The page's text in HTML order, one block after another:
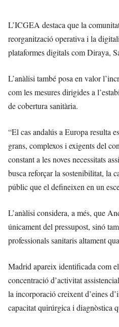
L’ICGEA destaca que la
reorganització operativa i la
plataformes digitals com Diraya,
L’anàlisi també posa en valor
com les mesures dirigides a
de cobertura sanitària.
“El cas andalús a Europa resulta
grans, complexos i exigents del
constant a les noves necessitats
busca reforçar la sostenibilitat, la
públic que el defineixen en un
L’anàlisi considera, a més, que
únicament del pressupost, sinó
professionals sanitaris altament
Madrid apareix identificada com
concentració d’activitat
la incorporació creixent d’eines
capacitat quirúrgica i diagnòstica